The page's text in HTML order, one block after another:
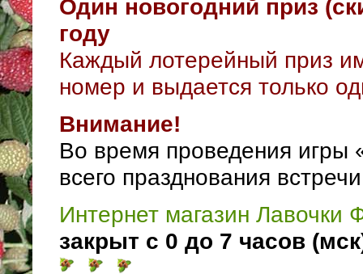
Один новогодний приз
году
Каждый лотерейный приз
номер и выдается только
Внимание!
Во время проведения игры
всего празднования
Интернет магазин Лавочки
закрыт с 0 до 7 часов